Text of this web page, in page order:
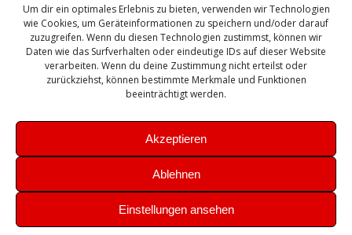
Um dir ein optimales Erlebnis zu bieten, verwenden wir Technologien
wie Cookies, um Geräteinformationen zu speichern und/oder darauf
zuzugreifen. Wenn du diesen Technologien zustimmst, können wir
Daten wie das Surfverhalten oder eindeutige IDs auf dieser Website
verarbeiten. Wenn du deine Zustimmung nicht erteilst oder
zurückziehst, können bestimmte Merkmale und Funktionen
beeinträchtigt werden.
Akzeptieren
Ablehnen
Einstellungen ansehen
Sanierung SBS Security Server Sicherheit
Sicherung SIEM Sophos SSL Ubuntu
Update Upgrade UTM VCenter VCSA Veeam
VMWare VPN WAZUH Windows
Zertifikat
Theme